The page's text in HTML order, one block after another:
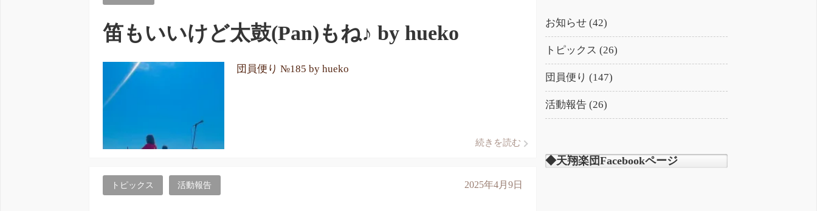
笛もいいけど太鼓(Pan)もね♪ by hueko
団員便り №185 by hueko
続きを読む
トピックス 活動報告 2025年4月9日
お知らせ (42)
トピックス (26)
団員便り (147)
活動報告 (26)
◆天翔楽団Facebookページ